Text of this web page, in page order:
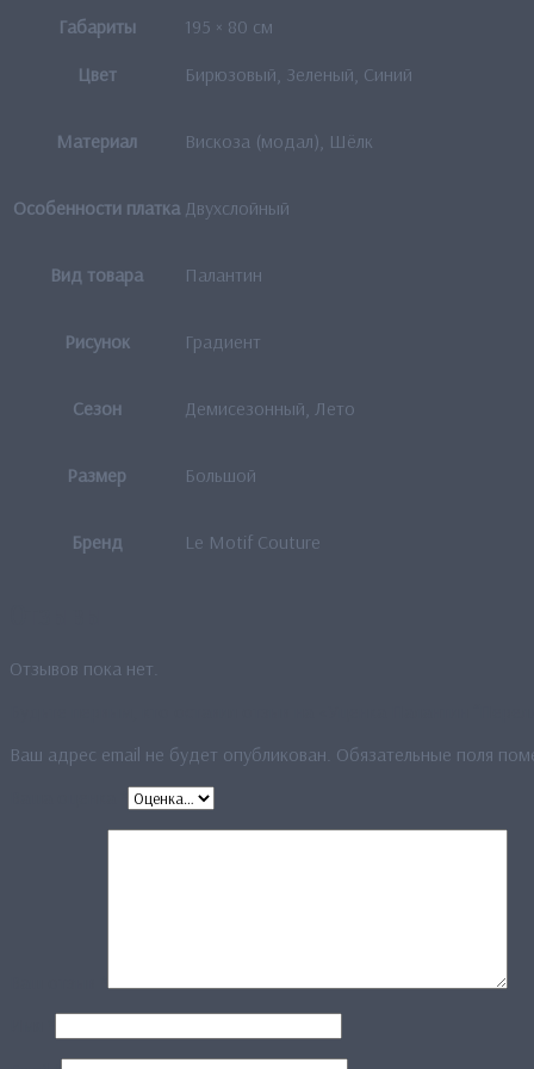
Габариты
195 × 80 см
Цвет
Бирюзовый, Зеленый, Синий
Материал Вискоза (модал), Шёлк
Особенности платка Двухслойный
Вид товара Палантин
Рисунок Градиент
Сезон Демисезонный, Лето
Размер Большой
Бренд Le Motif Couture
Отзывов пока нет.
Ваш адрес email не будет опубликован. Обязательные поля